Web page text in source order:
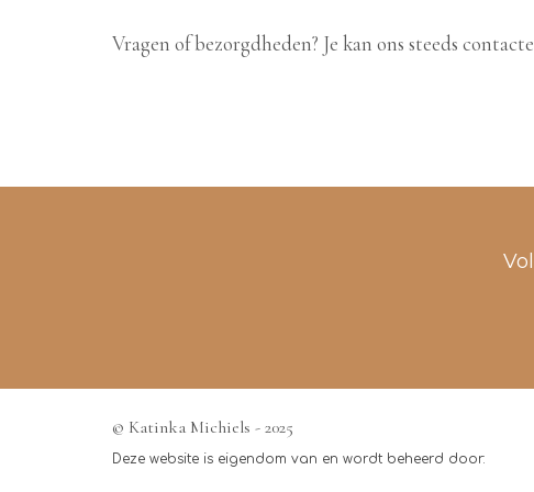
Vragen of bezorgdheden? Je kan ons steeds
© Katinka Michiels - 2025
Deze website is eigendom van en wordt beheerd door: